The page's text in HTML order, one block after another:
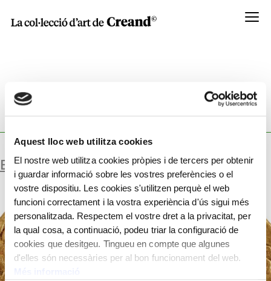
Aquest lloc web utilitza cookies
El nostre web utilitza cookies pròpies i de tercers per obtenir
i guardar informació sobre les vostres preferències o el
vostre dispositiu. Les cookies s'utilitzen perquè el web
funcioni correctament i la vostra experiència d'ús sigui més
personalitzada. Respectem el vostre dret a la privacitat, per
la qual cosa, a continuació, podeu triar la configuració de
cookies que desitgeu. Tingueu en compte que algunes
d'elles són necessàries per al bon funcionament del web.
Menú
WORKSHOP:
ENCUNYADA PER FILIP III TEOS, REI
DE MACEDÒNIA.
ESTATERA D’OR